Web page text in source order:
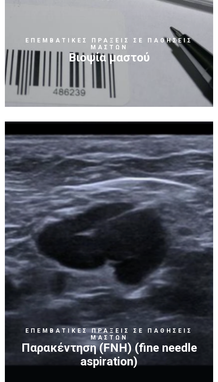
ΕΠΕΜΒΑΤΙΚΕΣ ΠΡΑΞΕΙΣ ΣΕ ΠΑΘΗΣΕΙΣ
ΜΑΣΤΩΝ
Βιοψία μαστού
ΕΠΕΜΒΑΤΙΚΕΣ ΠΡΑΞΕΙΣ ΣΕ ΠΑΘΗΣΕΙΣ
ΜΑΣΤΩΝ
Παρακέντηση (FNH) (fine needle
aspiration)